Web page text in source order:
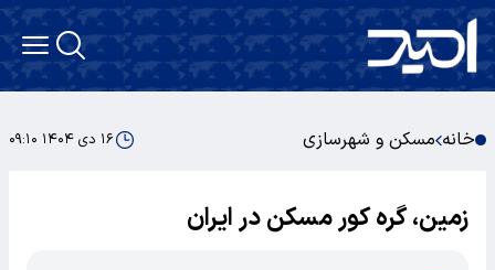
خانه مسکن و شهرسازی ۱۶ دی ۱۴۰۴ ۰۹:۱۰
زمین، گره کور مسکن در ایران